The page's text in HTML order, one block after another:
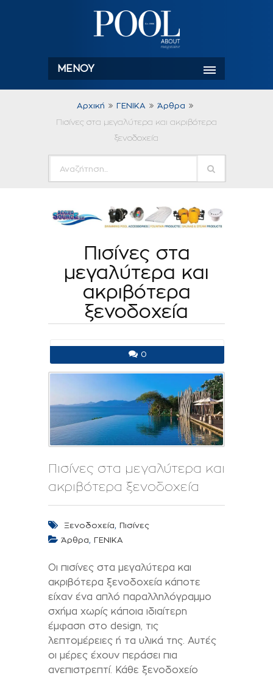
ΜΕΝΟΎ
Αρχική ΓΕΝΙΚΑ
Άρθρα
Πισίνες στα μεγαλύτερα και ακριβότερα
ξενοδοχεία
Πισίνες στα
μεγαλύτερα και
ακριβότερα
ξενοδοχεία
0
Πισίνες στα μεγαλύτερα και
ακριβότερα ξενοδοχεία
Ξενοδοχεία, Πισίνες
Άρθρα, ΓΕΝΙΚΑ
Οι πισίνες στα μεγαλύτερα και
ακριβότερα ξενοδοχεία κάποτε
είχαν ένα απλό παραλληλόγραμμο
σχήμα χωρίς κάποια ιδιαίτερη
έμφαση στο design, τις
λεπτομέρειες ή τα υλικά της. Αυτές
οι μέρες έχουν περάσει πια
ανεπιστρεπτί. Κάθε ξενοδοχείο